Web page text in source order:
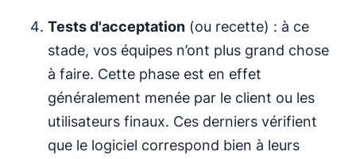
Tests d'acceptation (ou recette) : à ce
stade, vos équipes n’ont plus grand chose
à faire. Cette phase est en effet
généralement menée par le client ou les
utilisateurs finaux. Ces derniers vérifient
que le logiciel correspond bien à leurs